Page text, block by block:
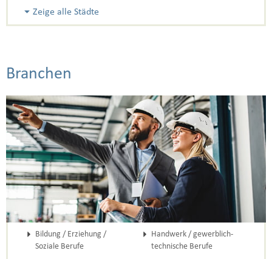
Zeige alle Städte
Branchen
Bildung / Erziehung /
Soziale Berufe
Handwerk / gewerblich-
technische Berufe